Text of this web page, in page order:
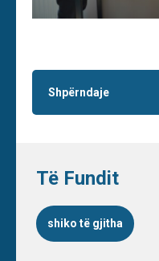
Shpërndaje
Të Fundit
shiko të gjitha